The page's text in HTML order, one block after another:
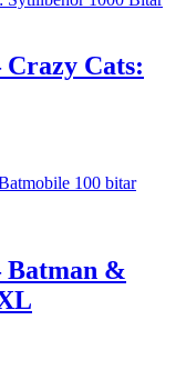
Crazy Cats:
Batman &